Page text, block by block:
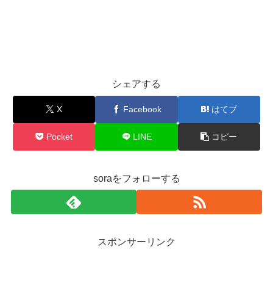
シェアする
X Facebook はてブ
Pocket LINE コピー
soraをフォローする
スポンサーリンク